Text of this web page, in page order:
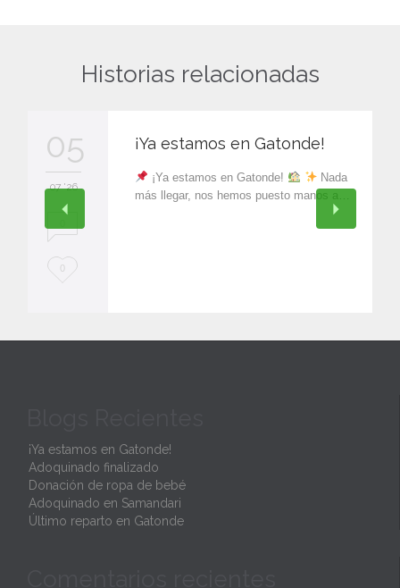
Historias relacionadas
05
07 '26
L0
¡Ya estamos en Gatonde!
¡Ya estamos en Gatonde!
Nada
más llegar, nos hemos puesto manos a…
¡Ya estamos en Gatonde!
Adoquinado finalizado
Donación de ropa de bebé
Adoquinado en Samandari
Último reparto en Gatonde